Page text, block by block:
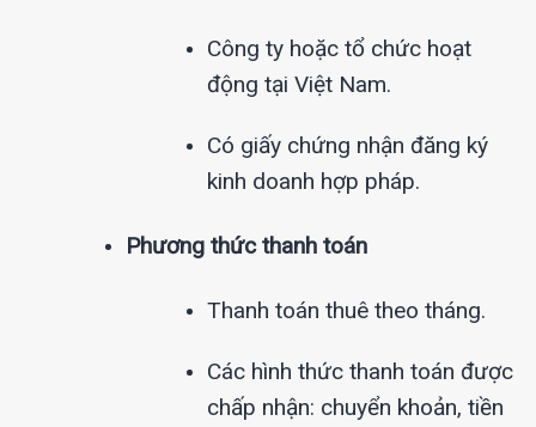
Công ty hoặc tổ chức hoạt
động tại Việt Nam.
Có giấy chứng nhận đăng ký
kinh doanh hợp pháp.
Phương thức thanh toán
Thanh toán thuê theo tháng.
Các hình thức thanh toán được
chấp nhận: chuyển khoản, tiền